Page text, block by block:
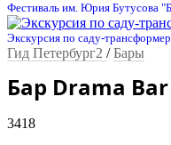
Фестиваль им. Юрия Бутусова
Экскурсия по саду-
Гид Петербург2 /Бары
Бар Drama Bar
3418